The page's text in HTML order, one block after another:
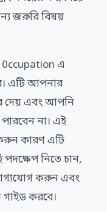
জরুরি বিষয়
0ccupation এ
এটি আপনার
দেয় এবং আপনি
না। এই
করুন কারণ এটি
নিতে চান,
করুন এবং
গাইড করবে।